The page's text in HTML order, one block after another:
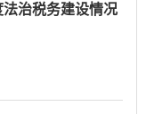
法治税务建设情况